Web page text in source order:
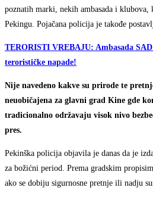
poznatih marki, nekih ambasada i klubova,
Pekingu. Pojačana policija je takođe
TERORISTI VREBAJU: Ambasada
terorističke napade!
Nije navedeno kakve su prirode te
neuobičajena za glavni grad Kine gde
tradicionalno održavaju visok nivo
pres.
Pekinška policija objavila je danas da je
za božićni period. Prema gradskim
ako se dobiju sigurnosne pretnje ili nadju